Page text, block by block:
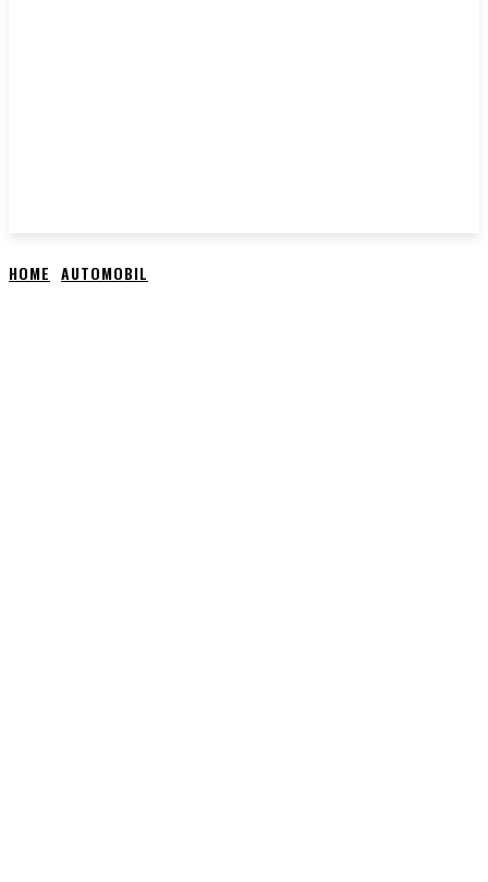
HOME AUTOMOBIL